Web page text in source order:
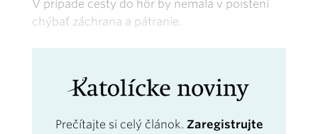
V prípade cesty do hôr by nemala v poistení
chýbať záchrana a pátranie.
Prečítajte si celý článok. Zaregistrujte